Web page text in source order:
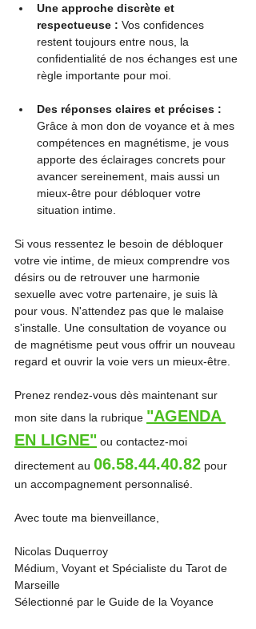
Une approche discrète et
respectueuse : Vos confidences
restent toujours entre nous, la
confidentialité de nos échanges est une
règle importante pour moi.
Des réponses claires et précises :
Grâce à mon don de voyance et à mes
compétences en magnétisme, je vous
apporte des éclairages concrets pour
avancer sereinement, mais aussi un
mieux-être pour débloquer votre
situation intime.
Si vous ressentez le besoin de débloquer
votre vie intime, de mieux comprendre vos
désirs ou de retrouver une harmonie
sexuelle avec votre partenaire, je suis là
pour vous. N'attendez pas que le malaise
s'installe. Une consultation de voyance ou
de magnétisme peut vous offrir un nouveau
regard et ouvrir la voie vers un mieux-être.
Prenez rendez-vous dès maintenant sur
mon site dans la rubrique "AGENDA
EN LIGNE" ou contactez-moi
directement au 06.58.44.40.82 pour
un accompagnement personnalisé.
Avec toute ma bienveillance,
Nicolas Duquerroy
Médium, Voyant et Spécialiste du Tarot de
Marseille
Sélectionné par le Guide de la Voyance